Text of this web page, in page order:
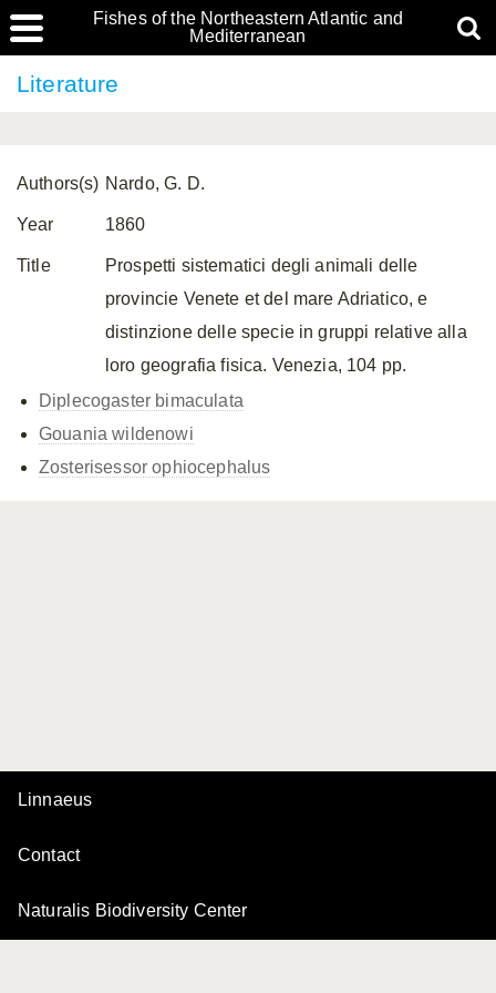
Fishes of the Northeastern Atlantic and
Mediterranean
Literature
Authors(s) Nardo, G. D.
Year 1860
Title
Prospetti sistematici degli animali delle
provincie Venete et del mare Adriatico, e
distinzione delle specie in gruppi relative alla
loro geografia fisica. Venezia, 104 pp.
Diplecogaster bimaculata
Gouania wildenowi
Zosterisessor ophiocephalus
Linnaeus
Contact
Naturalis Biodiversity Center